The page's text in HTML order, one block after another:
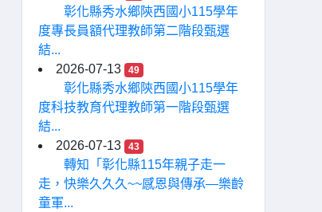
彰化縣秀水鄉陝西國小115學年
度專長員額代理教師第二階段甄選
結...
2026-07-13
49
彰化縣秀水鄉陝西國小115學年
度科技教育代理教師第一階段甄選
結...
2026-07-13
43
轉知「彰化縣115年親子走一
走，快樂久久久~~感恩與傳承—樂齡
童軍...